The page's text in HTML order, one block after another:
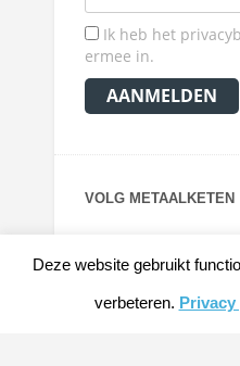
Ik heb het
ermee in.
VOLG METAALKETEN
Deze website gebruikt
verbeteren.